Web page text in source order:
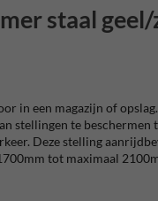
staal
in een magazijn of
stellingen te beschermen
Deze stelling
tot maximaal